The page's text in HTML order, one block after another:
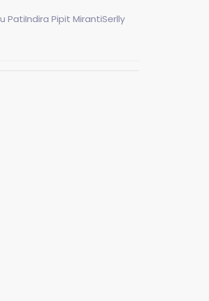
PatiIndira Pipit MirantiSerlly